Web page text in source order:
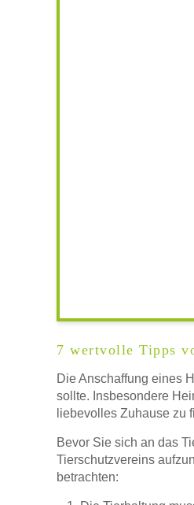
Logo
LOGO
Montag
7 wertvolle Tipps
Die Anschaffung eines
sollte. Insbesondere
liebevolles Zuhause zu
Bevor Sie sich an das
Tierschutzvereins
betrachten: